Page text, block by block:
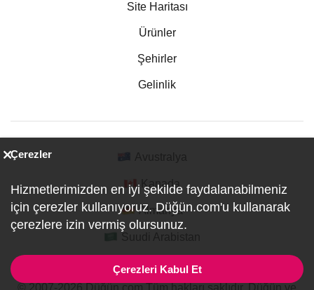
Site Haritası
Ürünler
Şehirler
Gelinlik
Kanada
Almanya
Çerezler
Hizmetlerimizden en iyi şekilde faydalanabilmeniz
için çerezler kullanıyoruz. Düğün.com'u kullanarak
çerezlere izin vermiş olursunuz.
Çerezleri Kabul Et